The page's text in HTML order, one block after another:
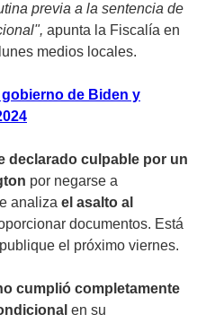
previa a la sentencia de
apunta la Fiscalía en
medios locales.
de Biden y
declarado culpable por un
por negarse a
analiza el asalto al
documentos. Está
el próximo viernes.
cumplió completamente
en su